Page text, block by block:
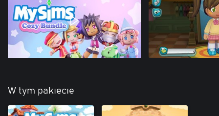
W tym pakiecie